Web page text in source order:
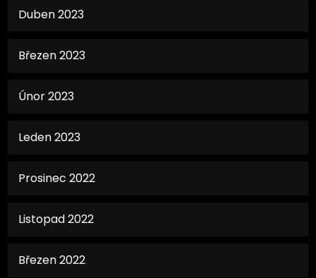
Duben 2023
Březen 2023
Únor 2023
Leden 2023
Prosinec 2022
Listopad 2022
Březen 2022